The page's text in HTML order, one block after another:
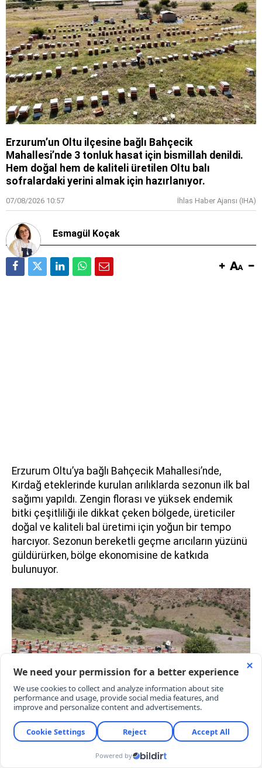
Erzurum’un Oltu ilçesine bağlı Bahçecik
Mahallesi’nde 3 tonluk hasat için bismillah denildi.
Hem doğal hem de kaliteli üretilen Oltu balı
sofralardaki yerini almak için hazırlanıyor.
07/08/2026 10:57 İhlas Haber Ajansı (IHA)
Esmagül Koçak
Erzurum Oltu’ya bağlı Bahçecik Mahallesi’nde,
Kırdağ eteklerinde kurulan arılıklarda sezonun ilk bal
sağımı yapıldı. Zengin florası ve yüksek endemik
bitki çeşitliliği ile dikkat çeken bölgede, üreticiler
doğal ve kaliteli bal üretimi için yoğun bir tempo
harcıyor. Sezonun bereketli geçme arıcıların yüzünü
güldürürken, bölge ekonomisine de katkıda
bulunuyor.
“ARICILIK BİR SEVDADIR”
Arıcılık mesleğini babasından devraldığını ve